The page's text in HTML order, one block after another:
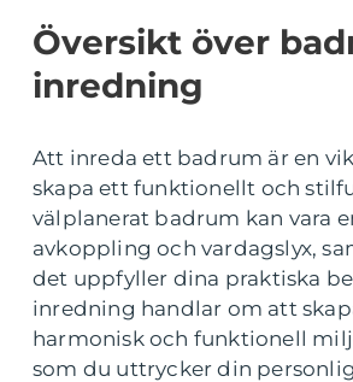
Översikt över
inredning
Att inreda ett badrum är en
skapa ett funktionellt och
välplanerat badrum kan vara
avkoppling och vardagslyx,
det uppfyller dina praktiska
inredning handlar om att
harmonisk och funktionell
som du uttrycker din